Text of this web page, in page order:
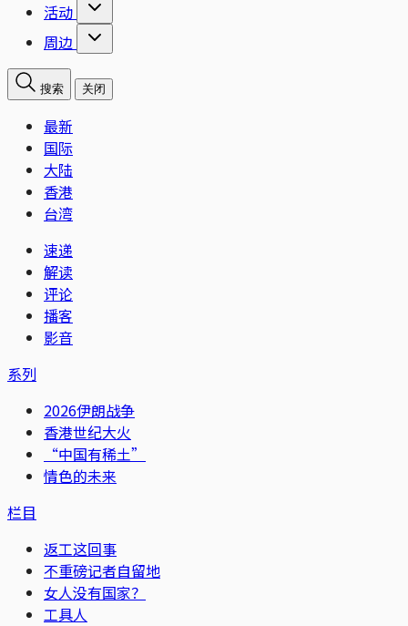
活动
周边
搜索 关闭
最新
国际
大陆
香港
台湾
速递
解读
评论
播客
影音
系列
2026伊朗战争
香港世纪大火
“中国有稀土”
情色的未来
栏目
返工这回事
不重磅记者自留地
女人没有国家？
工具人